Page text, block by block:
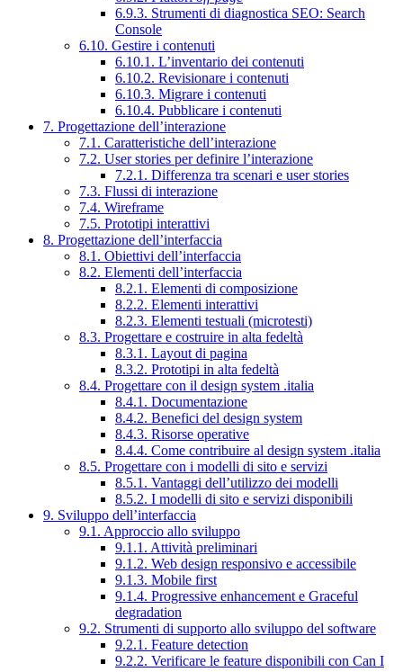
6.9.3. Strumenti di diagnostica SEO: Search
Console
6.10. Gestire i contenuti
6.10.1. L’inventario dei contenuti
6.10.2. Revisionare i contenuti
6.10.3. Migrare i contenuti
6.10.4. Pubblicare i contenuti
7. Progettazione dell’interazione
7.1. Caratteristiche dell’interazione
7.2. User stories per definire l’interazione
7.2.1. Differenza tra scenari e user stories
7.3. Flussi di interazione
7.4. Wireframe
7.5. Prototipi interattivi
8. Progettazione dell’interfaccia
8.1. Obiettivi dell’interfaccia
8.2. Elementi dell’interfaccia
8.2.1. Elementi di composizione
8.2.2. Elementi interattivi
8.2.3. Elementi testuali (microtesti)
8.3. Progettare e costruire in alta fedeltà
8.3.1. Layout di pagina
8.3.2. Prototipi in alta fedeltà
8.4. Progettare con il design system .italia
8.4.1. Documentazione
8.4.2. Benefici del design system
8.4.3. Risorse operative
8.4.4. Come contribuire al design system .italia
8.5. Progettare con i modelli di sito e servizi
8.5.1. Vantaggi dell’utilizzo dei modelli
8.5.2. I modelli di sito e servizi disponibili
9. Sviluppo dell’interfaccia
9.1. Approccio allo sviluppo
9.1.1. Attività preliminari
9.1.2. Web design responsivo e accessibile
9.1.3. Mobile first
9.1.4. Progressive enhancement e Graceful
degradation
9.2. Strumenti di supporto allo sviluppo del software
9.2.1. Feature detection
9.2.2. Verificare le feature disponibili con Can I